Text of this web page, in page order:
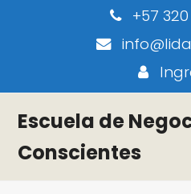
+57
Escuela de
Conscientes